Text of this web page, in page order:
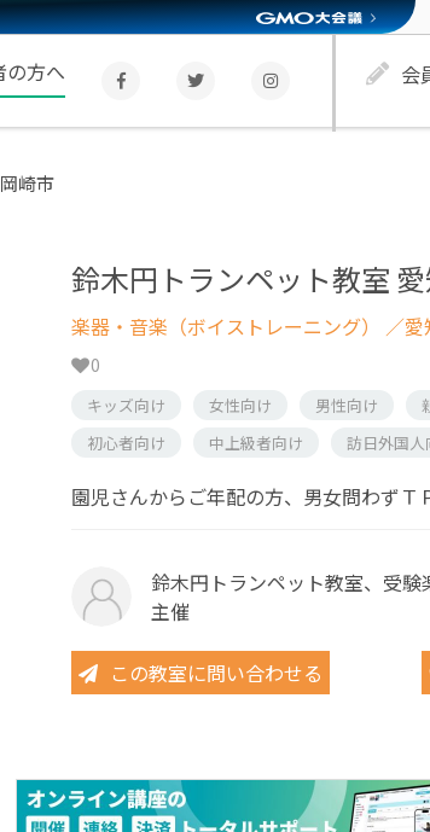
の方へ 会
崎市
鈴木円トランペット教室
楽器・音楽（ボイストレーニング） ／
0
キッズ向け 女性向け 男性向け
初心者向け
中上級者向け 訪日外国人
園児さんからご年配の方、男女問わずＴ
鈴木円トランペット教室、受
主催
この教室に問い合わせる